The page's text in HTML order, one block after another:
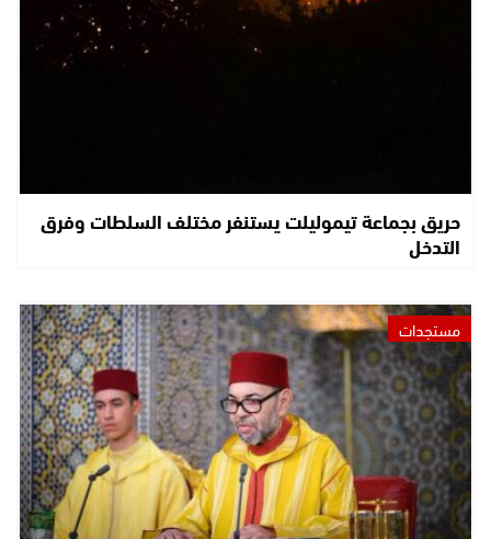
حريق بجماعة تيموليلت يستنفر مختلف السلطات وفرق
التدخل
مستجدات